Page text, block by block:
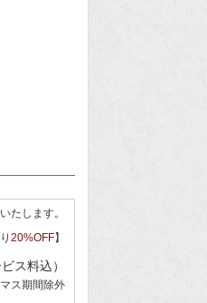
たします。
20%OFF】
ス料込）
ス期間除外